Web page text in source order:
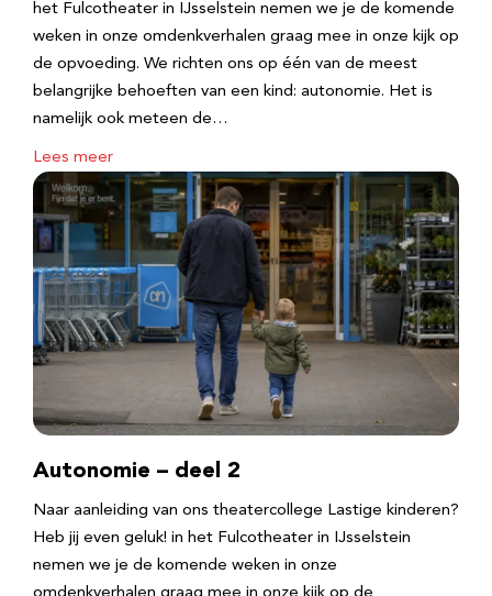
het Fulcotheater in IJsselstein nemen we je de komende
weken in onze omdenkverhalen graag mee in onze kijk op
de opvoeding. We richten ons op één van de meest
belangrijke behoeften van een kind: autonomie. Het is
namelijk ook meteen de…
Lees meer
Autonomie – deel 2
Naar aanleiding van ons theatercollege Lastige kinderen?
Heb jij even geluk! in het Fulcotheater in IJsselstein
nemen we je de komende weken in onze